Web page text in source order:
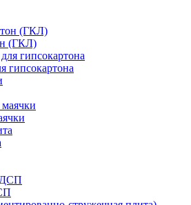
(ГКЛ)
гипсокартона